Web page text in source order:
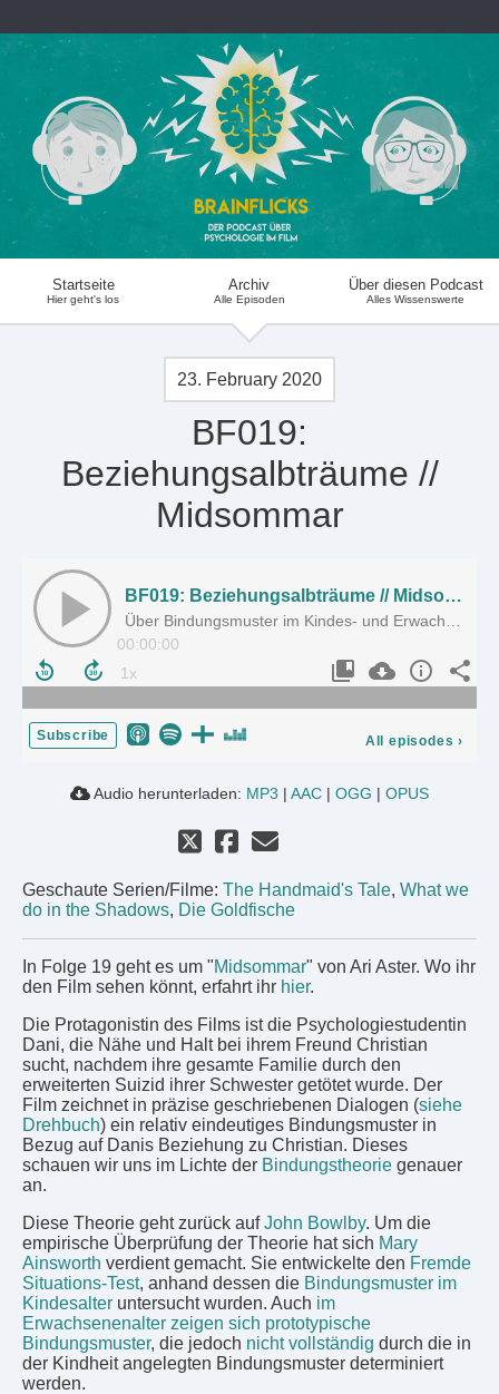
Startseite
Hier geht's los
Archiv
Alle Episoden
Über diesen Podcast
Alles Wissenswerte
23. February 2020
BF019:
Beziehungsalbträume //
Midsommar
BF019: Beziehungsalbträume // Midsommar
00:00:00
Subscribe All episodes ›
Audio herunterladen: MP3 | AAC | OGG | OPUS
Geschaute Serien/Filme: The Handmaid's Tale, What we
do in the Shadows, Die Goldfische
In Folge 19 geht es um "Midsommar" von Ari Aster. Wo ihr
den Film sehen könnt, erfahrt ihr hier.
Die Protagonistin des Films ist die Psychologiestudentin
Dani, die Nähe und Halt bei ihrem Freund Christian
sucht, nachdem ihre gesamte Familie durch den
erweiterten Suizid ihrer Schwester getötet wurde. Der
Film zeichnet in präzise geschriebenen Dialogen (siehe
Drehbuch) ein relativ eindeutiges Bindungsmuster in
Bezug auf Danis Beziehung zu Christian. Dieses
schauen wir uns im Lichte der Bindungstheorie genauer
an.
Diese Theorie geht zurück aufJohn Bowlby. Um die
empirische Überprüfung der Theorie hat sich Mary
Ainsworth verdient gemacht. Sie entwickelte den Fremde
Situations-Test, anhand dessen die Bindungsmuster im
Kindesalter untersucht wurden. Auch im
Erwachsenenalter zeigen sich prototypische
Bindungsmuster, die jedoch nicht vollständig durch die in
der Kindheit angelegten Bindungsmuster determiniert
werden.